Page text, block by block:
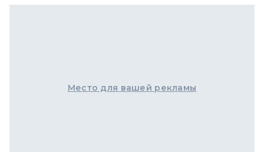
Место для вашей рекламы